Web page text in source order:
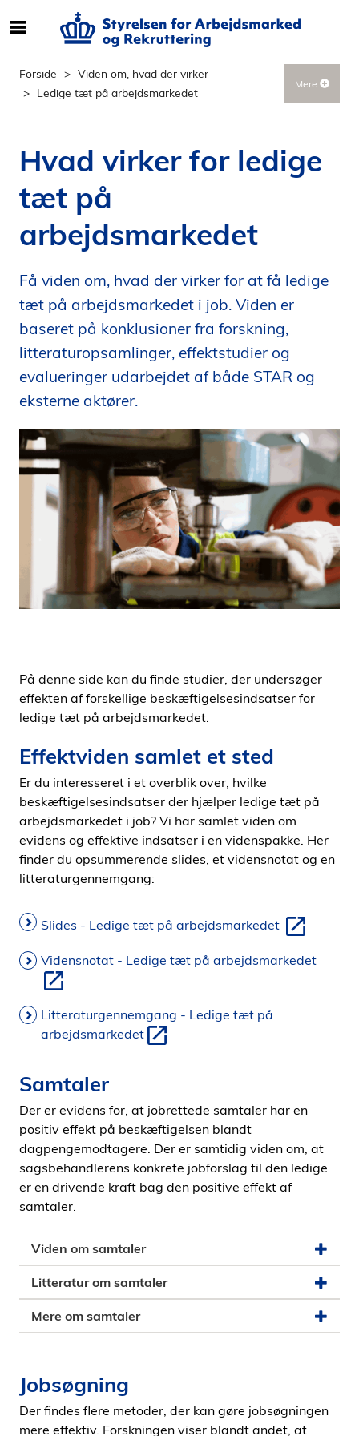
e
r
n
l
d
å
s
i
n
Forside
Viden om, hvad der virker
Ledige tæt på arbejdsmarkedet
Mere
Hvad virker for ledige
tæt på
arbejdsmarkedet
Få viden om, hvad der virker for at få ledige
tæt på arbejdsmarkedet i job. Viden er
baseret på konklusioner fra forskning,
litteraturopsamlinger, effektstudier og
evalueringer udarbejdet af både STAR og
eksterne aktører.
På denne side kan du finde studier, der undersøger
effekten af forskellige beskæftigelsesindsatser for
ledige tæt på arbejdsmarkedet.
Effektviden samlet et sted
Er du interesseret i et overblik over, hvilke
beskæftigelsesindsatser der hjælper ledige tæt på
arbejdsmarkedet i job? Vi har samlet viden om
evidens og effektive indsatser i en videnspakke. Her
finder du opsummerende slides, et vidensnotat og en
litteraturgennemgang:
Slides - Ledige tæt på arbejdsmarkedet
Vidensnotat - Ledige tæt på arbejdsmarkedet
Litteraturgennemgang - Ledige tæt på
arbejdsmarkedet
Samtaler
Der er evidens for, at jobrettede samtaler har en
positiv effekt på beskæftigelsen blandt
dagpengemodtagere. Der er samtidig viden om, at
sagsbehandlerens konkrete jobforslag til den ledige
er en drivende kraft bag den positive effekt af
samtaler.
Viden om samtaler
Litteratur om samtaler
Mere om samtaler
Jobsøgning
Der findes flere metoder, der kan gøre jobsøgningen
mere effektiv. Forskningen viser blandt andet, at